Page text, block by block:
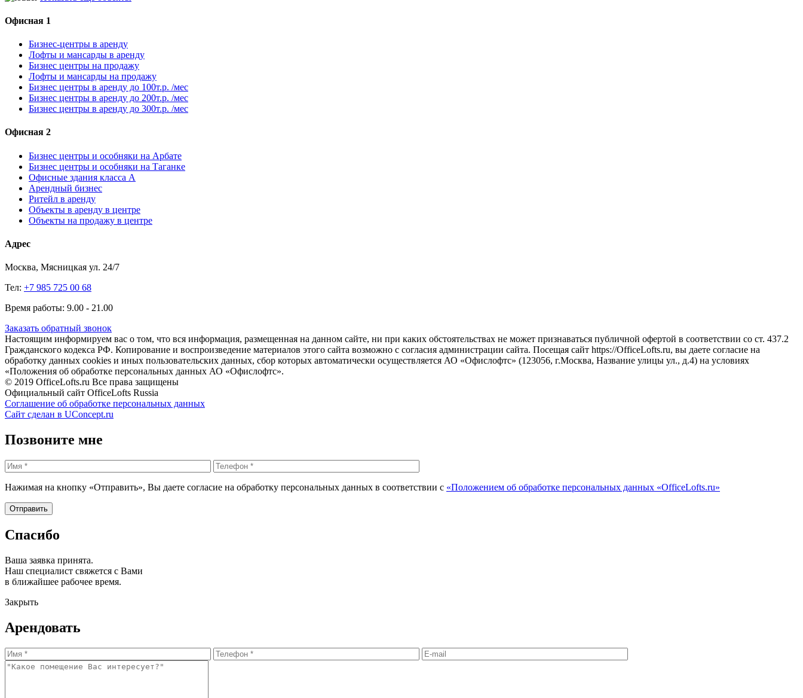
Офисная 1
Бизнес-центры в аренду
Лофты и мансарды в аренду
Бизнес центры на продажу
Лофты и мансарды на продажу
Бизнес центры в аренду до 100т.р. /мес
Бизнес центры в аренду до 200т.р. /мес
Бизнес центры в аренду до 300т.р. /мес
Офисная 2
Бизнес центры и особняки на Арбате
Бизнес центры и особняки на Таганке
Офисные здания класса А
Арендный бизнес
Ритейл в аренду
Объекты в аренду в центре
Объекты на продажу в центре
Адрес
Москва, Мясницкая ул. 24/7
Тел: +7 985 725 00 68
Время работы: 9.00 - 21.00
Заказать обратный звонок
Настоящим информируем вас о том, что вся информация, размещенная на данном сайте, ни при каких обстоятельствах не может признаваться публичной офертой в соответствии со ст. 437.2
Гражданского кодекса РФ. Копирование и воспроизведение материалов этого сайта возможно с согласия администрации сайта. Посещая сайт https://OfficeLofts.ru, вы даете согласие на
обработку данных cookies и иных пользовательских данных, сбор которых автоматически осуществляется АО «Офислофтс» (123056, г.Москва, Название улицы ул., д.4) на условиях
«Положения об обработке персональных данных АО «Офислофтс».
© 2019 OfficeLofts.ru Все права защищены
Официальный сайт OfficeLofts Russia
Соглашение об обработке персональных данных
Сайт сделан в UConcept.ru
Позвоните мне
Нажимая на кнопку «Отправить», Вы даете согласие на обработку персональных данных в соответствии с «Положением об обработке персональных данных «OfficeLofts.ru»
Спасибо
Ваша заявка принята.
Наш специалист свяжется с Вами
в ближайшее рабочее время.
Закрыть
Арендовать